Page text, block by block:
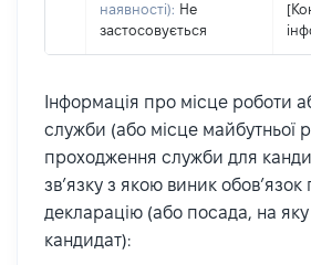
наявності): Не
застосовується
Інформація про місце роботи
служби (або місце майбутньої
проходження служби для
зв’язку з якою виник обов’язок
декларацію (або посада, на
кандидат):